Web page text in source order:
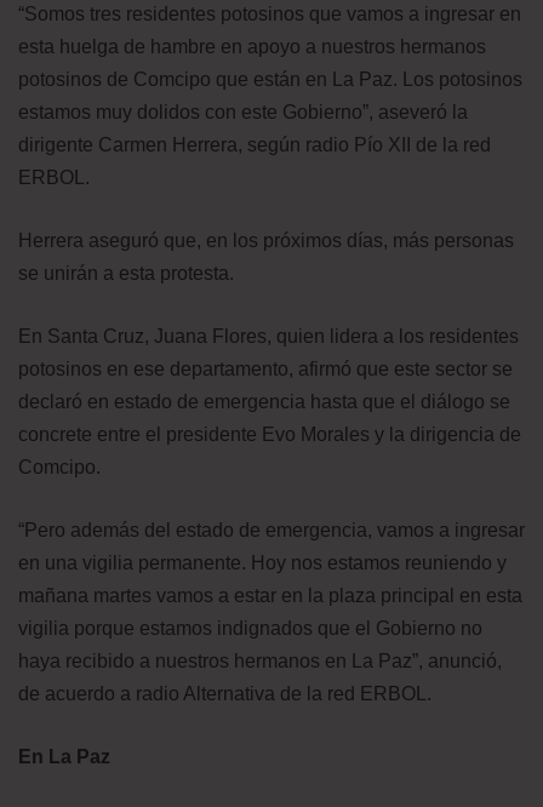
“Somos tres residentes potosinos que vamos a ingresar en
esta huelga de hambre en apoyo a nuestros hermanos
potosinos de Comcipo que están en La Paz. Los potosinos
estamos muy dolidos con este Gobierno”, aseveró la
dirigente Carmen Herrera, según radio Pío XII de la red
ERBOL.
Herrera aseguró que, en los próximos días, más personas
se unirán a esta protesta.
En Santa Cruz, Juana Flores, quien lidera a los residentes
potosinos en ese departamento, afirmó que este sector se
declaró en estado de emergencia hasta que el diálogo se
concrete entre el presidente Evo Morales y la dirigencia de
Comcipo.
“Pero además del estado de emergencia, vamos a ingresar
en una vigilia permanente. Hoy nos estamos reuniendo y
mañana martes vamos a estar en la plaza principal en esta
vigilia porque estamos indignados que el Gobierno no
haya recibido a nuestros hermanos en La Paz”, anunció,
de acuerdo a radio Alternativa de la red ERBOL.
En La Paz